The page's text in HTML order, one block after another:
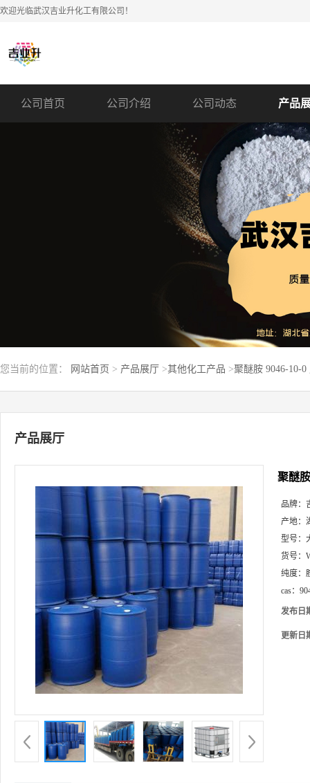
欢迎光临武汉吉业升化工有限公司！
公司首页 公司介绍 公司动态 产品
您当前的位置： 网站首页 > 产品展厅 >其他化工产品 >聚醚胺 9046-10-
产品展厅
聚醚
品牌：
产地：
型号：
货号：
纯度：
cas：
发布日
更新日